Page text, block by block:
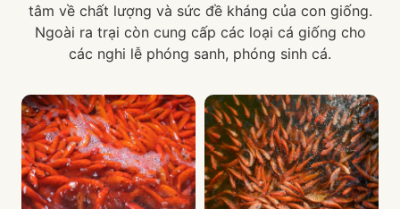
tâm về chất lượng và sức đề kháng của con giống.
Ngoài ra trại còn cung cấp các loại cá giống cho
các nghi lễ phóng sanh, phóng sinh cá.